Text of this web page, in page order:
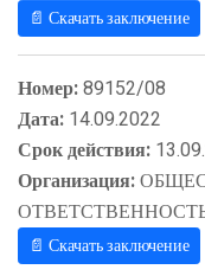
📄 Скачать заключение
Номер:89152/08
Дата: 14.09.2022
Срок действия:
Организация:
📄 Скачать заключение